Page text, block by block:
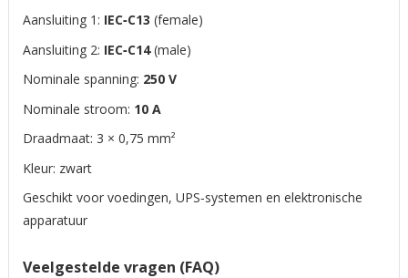
Aansluiting 1: IEC‑C13 (female)
Aansluiting 2: IEC‑C14(male)
Nominale spanning: 250 V
Nominale stroom: 10 A
Draadmaat: 3 × 0,75 mm²
Kleur: zwart
Geschikt voor voedingen, UPS‑systemen en elektronische
apparatuur
Veelgestelde vragen (FAQ)